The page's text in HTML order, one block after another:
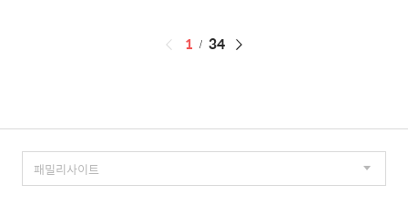
스트 단점- 서버의 종류가 한정되어 있습니다.- 시
페
1 34